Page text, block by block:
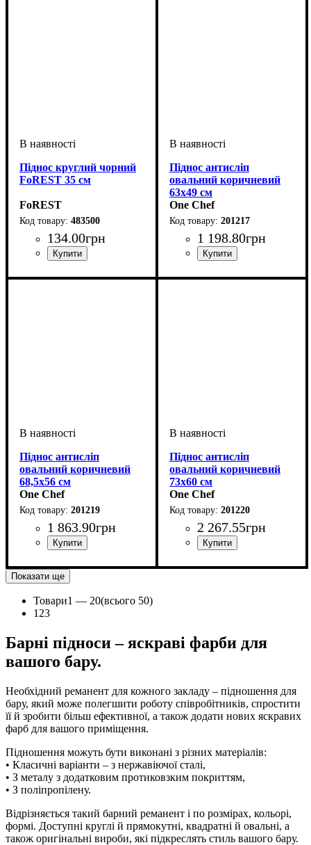
Піднос круглий чорний
FoREST 35 см
FoREST
483500
134.00грн
Піднос антисліп
овальний коричневий
63х49 см
One Chef
201217
1 198.80грн
Піднос антисліп
овальний коричневий
68,5х56 см
One Chef
201219
1 863.90грн
Піднос антисліп
овальний коричневий
73х60 см
One Chef
201220
2 267.55грн
Показати ще
Товари1 — 20(всього 50)
1 23
Барні підноси – яскраві фарби для
вашого бару.
Необхідний реманент для кожного закладу – підношення для
бару, який може полегшити роботу співробітників, спростити
її й зробити більш ефективної, а також додати нових яскравих
фарб для вашого приміщення.
Підношення можуть бути виконані з різних матеріалів:
• Класичні варіанти – з нержавіючої сталі,
• З металу з додатковим протиковзким покриттям,
• З поліпропілену.
Відрізняється такий барний реманент і по розмірах, кольорі,
формі. Доступні круглі й прямокутні, квадратні й овальні, а
також оригінальні вироби, які підкреслять стиль вашого бару.